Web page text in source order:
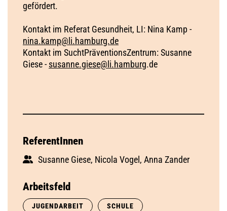
gefördert.
Kontakt im Referat Gesundheit, LI: Nina Kamp -
nina.kamp@li.hamburg.de
Kontakt im SuchtPräventionsZentrum: Susanne
Giese - susanne.giese@li.hamburg.d​e
ReferentInnen
Susanne Giese, Nicola Vogel, Anna Zander
Arbeitsfeld
JUGENDARBEIT SCHULE